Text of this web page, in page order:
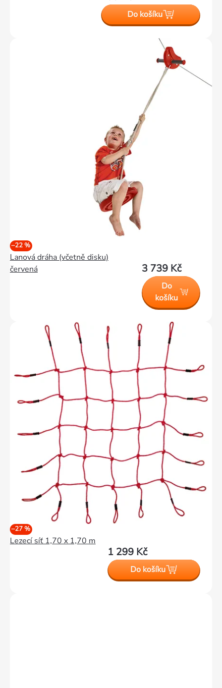
Do košíku
–22 %
Lanová dráha (včetně disku)
červená
3 739 Kč
Do
košíku
–27 %
Lezecí síť 1,70 x 1,70 m
1 299 Kč
Do košíku